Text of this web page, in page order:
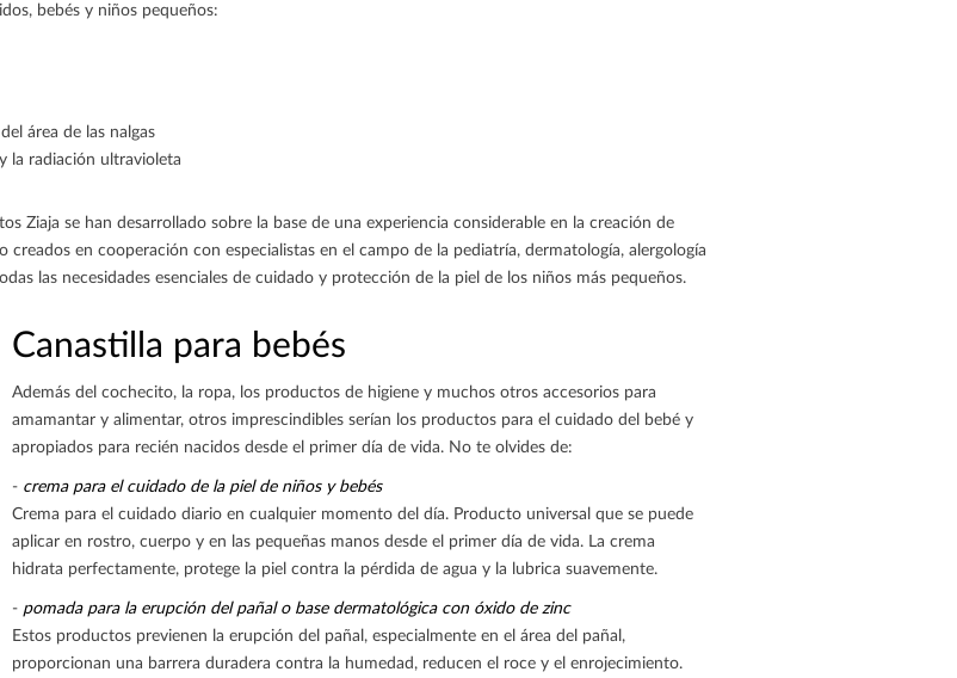
bebés y niños pequeños:
área de las nalgas
la radiación ultravioleta
Ziaja se han desarrollado sobre la base de una experiencia considerable en la creación de
en cooperación con especialistas en el campo de la pediatría, dermatología, alergología
las necesidades esenciales de cuidado y protección de la piel de los niños más pequeños.
Canastilla para bebés
Además del cochecito, la ropa, los productos de higiene y muchos otros accesorios para
amamantar y alimentar, otros imprescindibles serían los productos para el cuidado del bebé y
apropiados para recién nacidos desde el primer día de vida. No te olvides de:
- crema para el cuidado de la piel de niños y bebés
Crema para el cuidado diario en cualquier momento del día. Producto universal que se puede
aplicar en rostro, cuerpo y en las pequeñas manos desde el primer día de vida. La crema
hidrata perfectamente, protege la piel contra la pérdida de agua y la lubrica suavemente.
- pomada para la erupción del pañal o base dermatológica con óxido de zinc
Estos productos previenen la erupción del pañal, especialmente en el área del pañal,
proporcionan una barrera duradera contra la humedad, reducen el roce y el enrojecimiento.